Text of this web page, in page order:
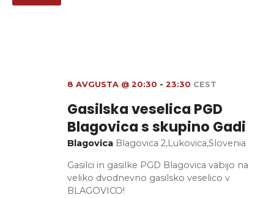
Gasilska veselica PGD
Blagovica s skupino Gadi
8 AVGUSTA @ 20:30 - 23:30 CEST
Blagovica Blagovica 2,Lukovica,Slovenia
Gasilci in gasilke PGD Blagovica vabijo na
veliko dvodnevno gasilsko veselico v
BLAGOVICO!